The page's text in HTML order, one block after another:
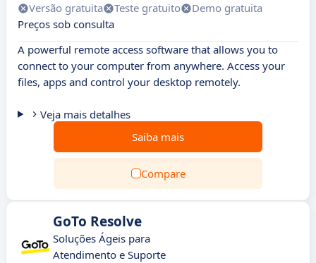
Versão gratuita Teste gratuito
Demo gratuita
Preços sob consulta
A powerful remote access software that allows you to
connect to your computer from anywhere. Access your
files, apps and control your desktop remotely.
Veja mais detalhes
Saiba mais
Compare
GoTo Resolve
Soluções Ágeis para
Atendimento e Suporte